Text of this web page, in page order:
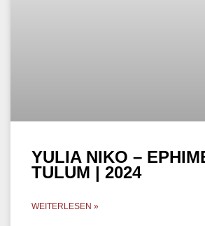
YULIA NIKO –
TULUM | 2024
WEITERLESEN »